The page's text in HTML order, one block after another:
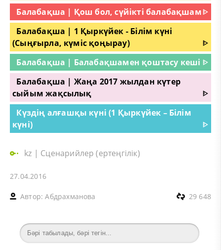
Балабақша | Қош бол, сүйікті балабақшамᐈ
Балабақша | 1 Қыркүйек - Білім күні
(Сыңғырла, күміс қоңырау)
ᐈ
Балабақша | Балабақшамен қоштасу кеші ᐈ
Балабақша | Жаңа 2017 жылдан күтер
сыйым жақсылық
ᐈ
Күздің алғашқы күні (1 Қыркүйек – Білім
күні)
ᐈ
kz | Сценарийлер (ертеңгілік)
27.04.2016
Автор:Абдрахманова 29 648